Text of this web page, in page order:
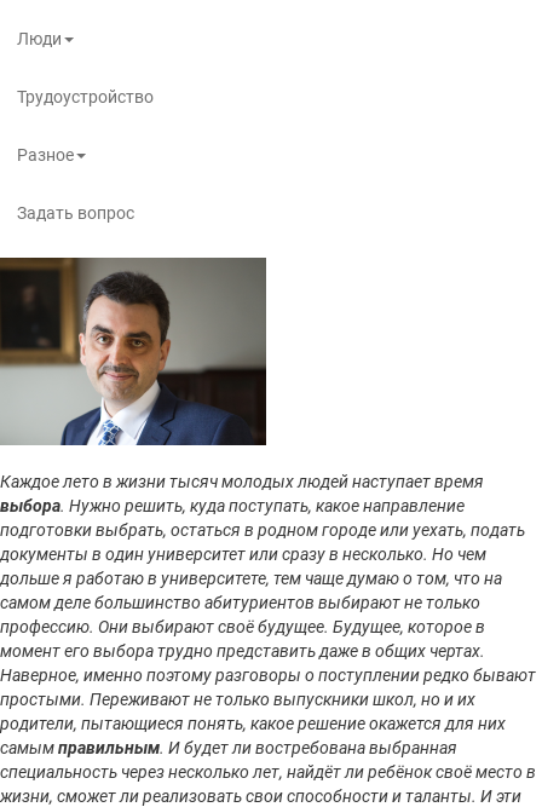
Люди
Трудоустройство
Разное
Задать вопрос
Каждое лето в жизни тысяч молодых людей наступает время
выбора. Нужно решить, куда поступать, какое направление
подготовки выбрать, остаться в родном городе или уехать, подать
документы в один университет или сразу в несколько. Но чем
дольше я работаю в университете, тем чаще думаю о том, что на
самом деле большинство абитуриентов выбирают не только
профессию. Они выбирают своё будущее. Будущее, которое в
момент его выбора трудно представить даже в общих чертах.
Наверное, именно поэтому разговоры о поступлении редко бывают
простыми. Переживают не только выпускники школ, но и их
родители, пытающиеся понять, какое решение окажется для них
самымправильным. И будет ли востребована выбранная
специальность через несколько лет, найдёт ли ребёнок своё место в
жизни, сможет ли реализовать свои способности и таланты. И эти